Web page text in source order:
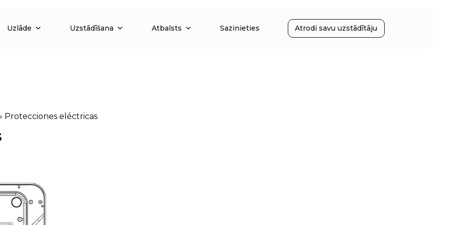
Uzlāde Uzstādīšana Atbalsts Sazinieties Atrodi savu uzstādītāju
Protecciones eléctricas